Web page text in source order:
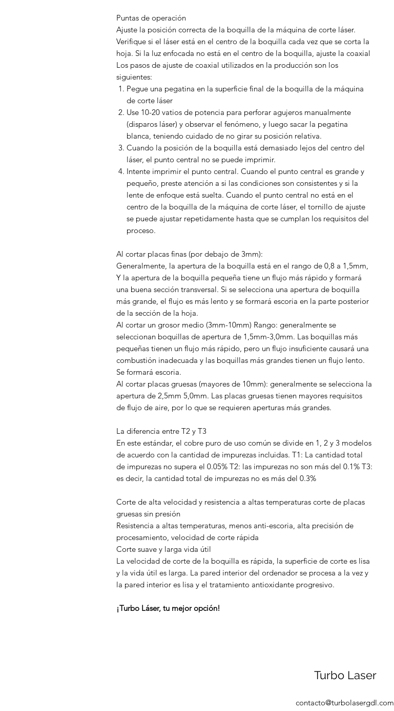
Puntas de operación
Ajuste la posición correcta de la boquilla de la máquina de corte láser.
Verifique si el láser está en el centro de la boquilla cada vez que se corta la
hoja. Si la luz enfocada no está en el centro de la boquilla, ajuste la coaxial
Los pasos de ajuste de coaxial utilizados en la producción son los
siguientes:
Pegue una pegatina en la superficie final de la boquilla de la máquina
de corte láser
Use 10-20 vatios de potencia para perforar agujeros manualmente
(disparos láser) y observar el fenómeno, y luego sacar la pegatina
blanca, teniendo cuidado de no girar su posición relativa.
Cuando la posición de la boquilla está demasiado lejos del centro del
láser, el punto central no se puede imprimir.
Intente imprimir el punto central. Cuando el punto central es grande y
pequeño, preste atención a si las condiciones son consistentes y si la
lente de enfoque está suelta. Cuando el punto central no está en el
centro de la boquilla de la máquina de corte láser, el tornillo de ajuste
se puede ajustar repetidamente hasta que se cumplan los requisitos del
proceso.
Al cortar placas finas (por debajo de 3mm):
Generalmente, la apertura de la boquilla está en el rango de 0,8 a 1,5mm,
Y la apertura de la boquilla pequeña tiene un flujo más rápido y formará
una buena sección transversal. Si se selecciona una apertura de boquilla
más grande, el flujo es más lento y se formará escoria en la parte posterior
de la sección de la hoja.
Al cortar un grosor medio (3mm-10mm) Rango: generalmente se
seleccionan boquillas de apertura de 1,5mm-3,0mm. Las boquillas más
pequeñas tienen un flujo más rápido, pero un flujo insuficiente causará una
combustión inadecuada y las boquillas más grandes tienen un flujo lento.
Se formará escoria.
Al cortar placas gruesas (mayores de 10mm): generalmente se selecciona la
apertura de 2,5mm 5,0mm. Las placas gruesas tienen mayores requisitos
de flujo de aire, por lo que se requieren aperturas más grandes.
La diferencia entre T2 y T3
En este estándar, el cobre puro de uso común se divide en 1, 2 y 3 modelos
de acuerdo con la cantidad de impurezas incluidas. T1: La cantidad total
de impurezas no supera el 0.05% T2: las impurezas no son más del 0.1% T3:
es decir, la cantidad total de impurezas no es más del 0.3%
Corte de alta velocidad y resistencia a altas temperaturas corte de placas
gruesas sin presión
Resistencia a altas temperaturas, menos anti-escoria, alta precisión de
procesamiento, velocidad de corte rápida
Corte suave y larga vida útil
La velocidad de corte de la boquilla es rápida, la superficie de corte es lisa
y la vida útil es larga. La pared interior del ordenador se procesa a la vez y
la pared interior es lisa y el tratamiento antioxidante progresivo.
¡Turbo Láser, tu mejor opción!
Turbo Laser
contacto@turbolasergdl.com